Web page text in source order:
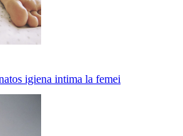
igiena intima la femei